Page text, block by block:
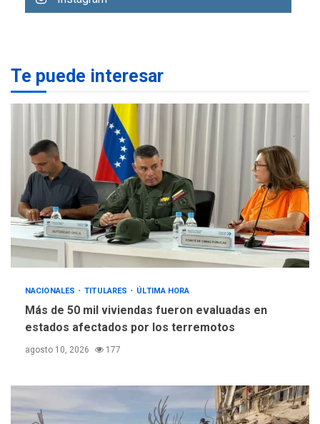
3
LATINOAMÉRICA Y CARIBE
Seis muertos en Colombia
en combates contra grupos
armados
4
GUERRA EN EL MUNDO
TITULARES
ÚLTIMA HORA
Netanyahu descarta plan de
EEUU para Gaza apoyado
por Hamás
5
DESTACADOS
REGIONALES
ASOMAYOR se afilia a la
Cámara de Comercio para
impulsar la economía
Te puede interesar
NACIONALES TITULARES ÚLTIMA HORA
Más de 50 mil viviendas fueron evaluadas en
estados afectados por los terremotos
agosto 10, 2026 177